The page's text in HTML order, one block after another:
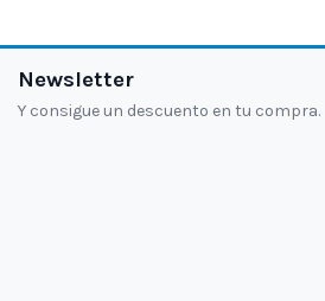
Newsletter
Y consigue un descuento en tu compra.